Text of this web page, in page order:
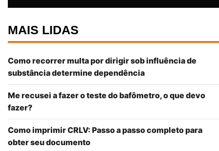
MAIS LIDAS
Como recorrer multa por dirigir sob influência de
substância determine dependência
Me recusei a fazer o teste do bafômetro, o que devo
fazer?
Como imprimir CRLV: Passo a passo completo para
obter seu documento